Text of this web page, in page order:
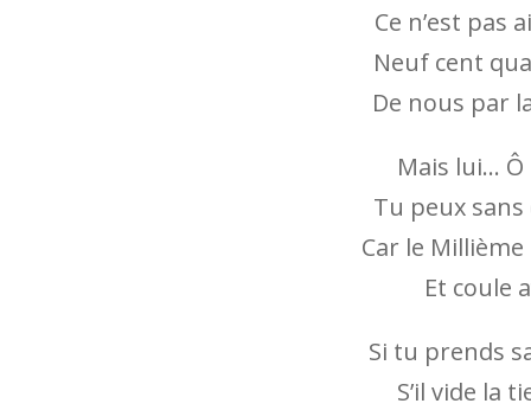
Ce n’est pas
Neuf cent
De nous par
Mais lui… Ô
Tu peux
Car le
Et coule
Si tu prends
S’il vide la